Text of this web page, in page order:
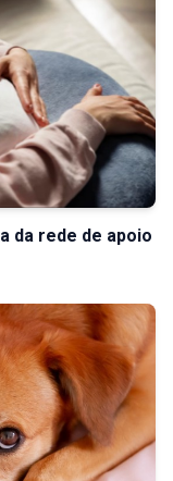
da rede de apoio